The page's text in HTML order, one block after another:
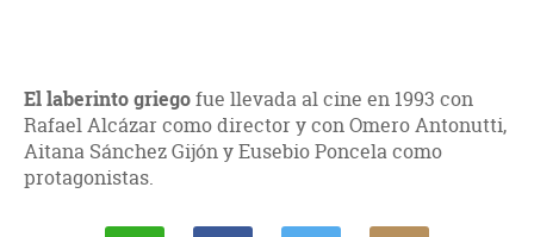
El laberinto griegofue llevada al cine en 1993 con
Rafael Alcázar como director y con Omero Antonutti,
Aitana Sánchez Gijón y Eusebio Poncela como
protagonistas.